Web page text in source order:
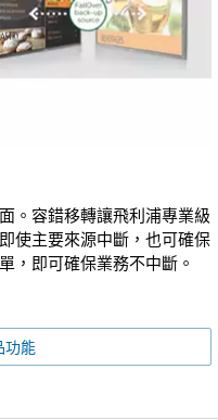
。容錯移轉讓飛利浦專業級
使主要來源中斷，也可確保
，即可確保業務不中斷。
功能